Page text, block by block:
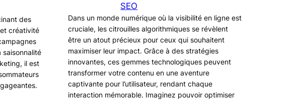
des
créativité
saisonnalité
il est
SEO
Dans un monde numérique où la visibilité en ligne est
cruciale, les citrouilles algorithmiques se révèlent
être un atout précieux pour ceux qui souhaitent
maximiser leur impact. Grâce à des stratégies
innovantes, ces gemmes technologiques peuvent
transformer votre contenu en une aventure
captivante pour l’utilisateur, rendant chaque
interaction mémorable. Imaginez pouvoir optimiser